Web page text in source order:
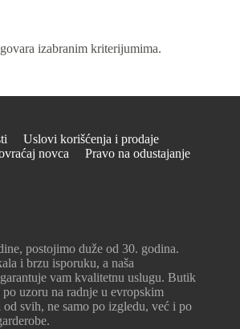
izabranim kriterijumima.
Uslovi korišćenja i prodaje
novca
Pravo na odustajanje
postojimo duže od 30. godina.
i brzu isporuku, a naša
vam kvalitetnu uslugu. Butik
uzoru na radnje u evropskim
svih, ne samo po izgledu, već i po